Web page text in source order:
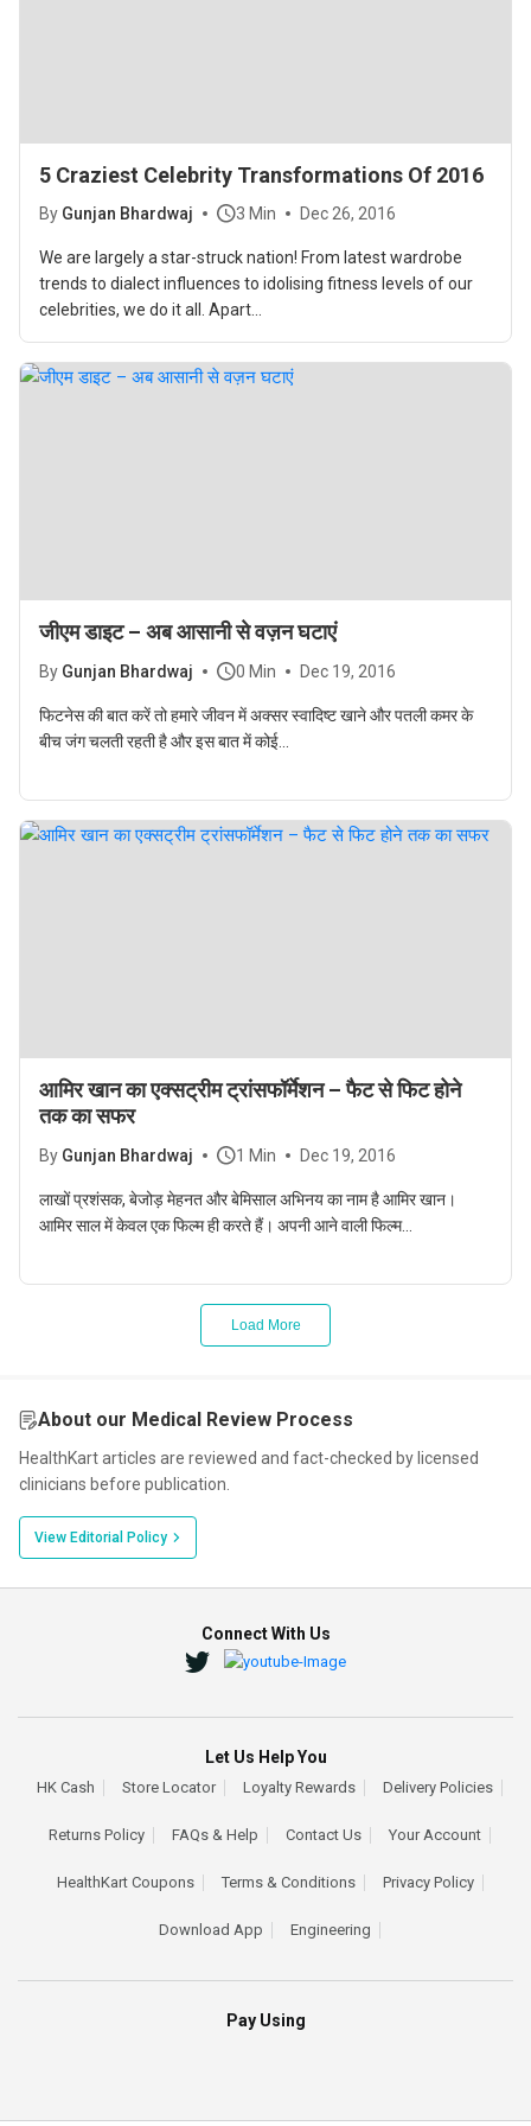
5 Craziest Celebrity Transformations Of 2016
By Gunjan Bhardwaj 3 Min Dec 26, 2016
We are largely a star-struck nation! From latest wardrobe
trends to dialect influences to idolising fitness levels of our
celebrities, we do it all. Apart...
जीएम डाइट – अब आसानी से वज़न घटाएं
By Gunjan Bhardwaj 0 Min Dec 19, 2016
फिटनेस की बात करें तो हमारे जीवन में अक्सर स्वादिष्ट खाने और पतली कमर के
बीच जंग चलती रहती है और इस बात में कोई...
आमिर खान का एक्सट्रीम ट्रांसफॉर्मेशन – फैट से फिट होने
तक का सफर
By Gunjan Bhardwaj 1 Min Dec 19, 2016
लाखों प्रशंसक, बेजोड़ मेहनत और बेमिसाल अभिनय का नाम है आमिर खान।
आमिर साल में केवल एक फिल्म ही करते हैं। अपनी आने वाली फिल्म...
Load More
About our Medical Review Process
HealthKart articles are reviewed and fact-checked by licensed
clinicians before publication.
View Editorial Policy
Pay Using
Connect With Us
Let Us Help You
HK Cash Store Locator Loyalty Rewards Delivery Policies
Returns Policy FAQs & Help Contact Us Your Account
HealthKart Coupons Terms & Conditions Privacy Policy
Download App Engineering